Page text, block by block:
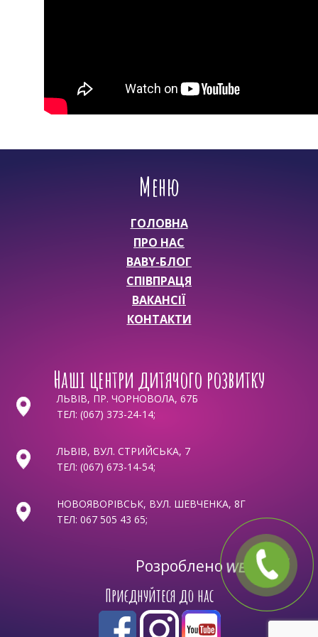
Меню
ГОЛОВНА
ПРО НАС
BABY-БЛОГ
СПІВПРАЦЯ
ВАКАНСІЇ
КОНТАКТИ
Наші центри дитячого розвитку
ЛЬВІВ, ПР. ЧОРНОВОЛА, 67Б
ТЕЛ:(067) 373-24-14;
ЛЬВІВ, ВУЛ. СТРИЙСЬКА, 7
ТЕЛ:(067) 673-14-54;
НОВОЯВОРІВСЬК, ВУЛ. ШЕВЧЕНКА, 8Г
ТЕЛ:067 505 43 65;
Розроблено
Приєднуйтеся до нас